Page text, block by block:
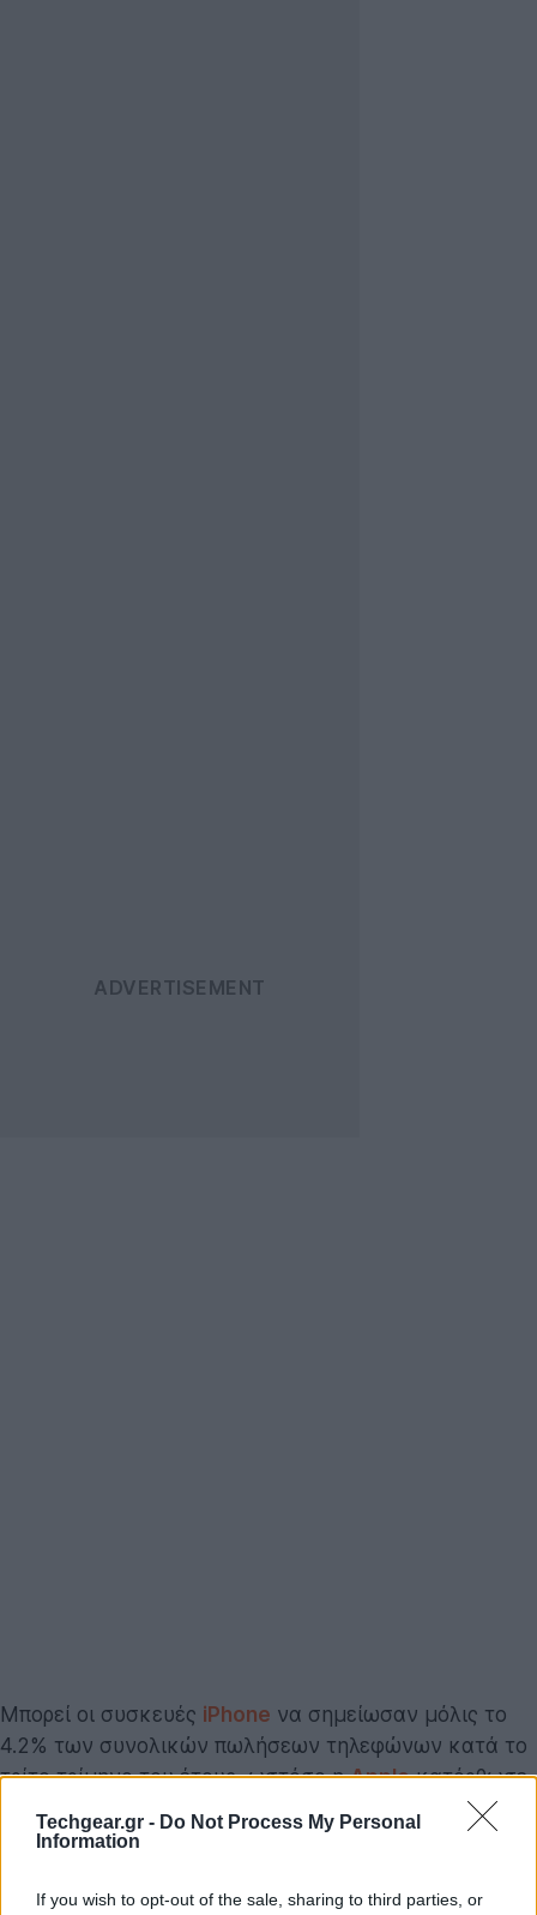
Techgear.gr - Do Not Process My Personal
Information
If you wish to opt-out of the sale, sharing to third parties, or
Μπορεί οι συσκευές iPhone να σημείωσαν μόλις το
4.2% των συνολικών πωλήσεων τηλεφώνων κατά το
τρίτο τρίμηνο του έτους, ωστόσο ηAppleκατόρθωσε
να συγκεντρώσει περισσότερα από τα μισά κέρδη της
βιομηχανίας κινητών τηλεφώνων!